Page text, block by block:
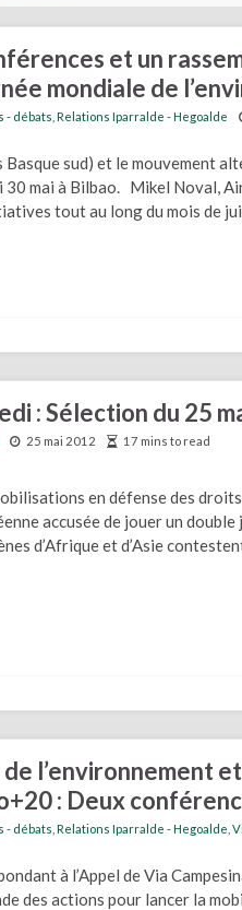
et un
mondiale de
- débats Relations Iparralde - Hegoalde
sud) et le mouvement
30 mai à Bilbao. Mikel Noval,
tout au long du mois de
: Sélection du 25
25 mai 2012 17 mins to read
en défense des
accusée de jouer un
d’Afrique et d’Asie
l’environnement
: Deux
- débats Relations Iparralde - Hegoalde
à l’Appel de Via
des actions pour lancer la